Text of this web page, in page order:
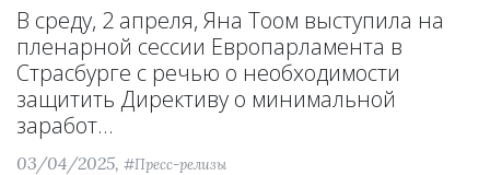
В среду, 2 апреля, Яна Тоом выступила на
пленарной сессии Европарламента в
Страсбурге с речью о необходимости
защитить Директиву о минимальной
заработ...
03/04/2025, #Пресс-релизы